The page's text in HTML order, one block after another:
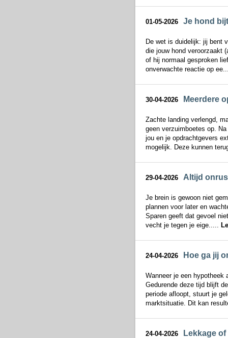
01-05-2026 Je hond
De wet is duidelijk: jij bent
die jouw hond veroorzaakt
of hij normaal gesproken
onverwachte reactie op
30-04-2026 Meerdere
Zachte landing verlengd,
geen verzuimboetes op.
jou en je opdrachtgevers
mogelijk. Deze kunnen
29-04-2026 Altijd
Je brein is gewoon niet
plannen voor later en
Sparen geeft dat gevoel
vecht je tegen je eige.....
24-04-2026 Hoe ga jij
Wanneer je een hypotheek
Gedurende deze tijd blijft
periode afloopt, stuurt je
marktsituatie. Dit kan
24-04-2026 Lekkage